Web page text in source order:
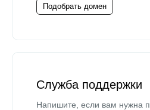
Подобрать домен
Служба поддержки
Напишите, если вам нужна